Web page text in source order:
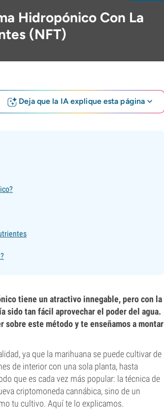
Hidropónico Con La
(NFT)
Deja que la IA explique esta página
tiene un atractivo innegable, pero con la
sido tan fácil aprovechar el poder del agua.
sobre este método y te enseñamos a montar
ya que la marihuana se puede cultivar de
de interior con una sola planta, hasta
que es cada vez más popular: la técnica de
criptomoneda cannábica, sino de un
tu cultivo. Aquí te lo explicamos.